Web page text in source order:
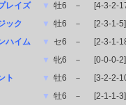
レイズ ▼ 牡6 －
[4-3-2-
ック ▼ 牡6 －
[2-3-1-5]
ハイム ▼ セ6 －
[2-3-1-
▼ 牝6 －
[0-0-0-2]
ト ▼ 牡6 －
[3-2-2-
▼ 牡6 －
[2-1-1-3]